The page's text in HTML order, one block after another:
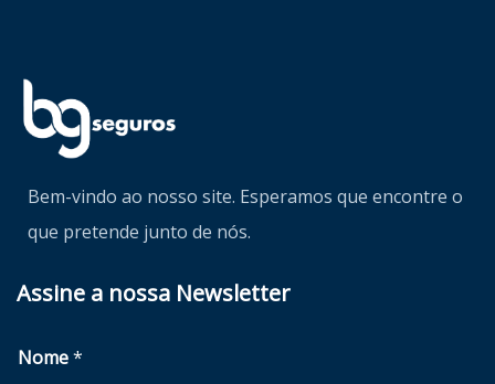
Bem-vindo ao nosso site. Esperamos que encontre o
que pretende junto de nós.
Assine a nossa Newsletter
Nome*